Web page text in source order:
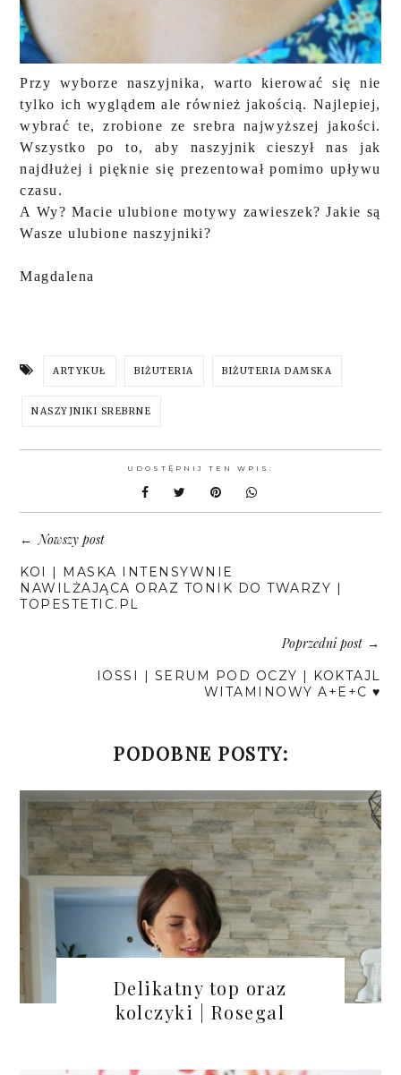
Przy wyborze naszyjnika, warto kierować się nie
tylko ich wyglądem ale również jakością. Najlepiej,
wybrać te, zrobione ze srebra najwyższej jakości.
Wszystko po to, aby naszyjnik cieszył nas jak
najdłużej i pięknie się prezentował pomimo upływu
czasu.
A Wy? Macie ulubione motywy zawieszek? Jakie są
Wasze ulubione naszyjniki?
Magdalena
ARTYKUŁ BIŻUTERIA BIŻUTERIA DAMSKA
NASZYJNIKI SREBRNE
UDOSTĘPNIJ TEN WPIS:
←Nowszy post
KOI | MASKA INTENSYWNIE
NAWILŻAJĄCA ORAZ TONIK DO TWARZY |
TOPESTETIC.PL
Poprzedni post→
IOSSI | SERUM POD OCZY | KOKTAJL
WITAMINOWY A+E+C ♥
PODOBNE POSTY:
Delikatny top oraz
kolczyki | Rosegal